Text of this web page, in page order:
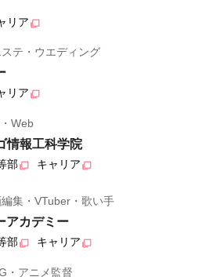
リア
テ・ウエディング
リア
Web
情報工科学院
部 キャリア
集・VTuber・歌い手
アカデミー
部 キャリア
・アニメ監督